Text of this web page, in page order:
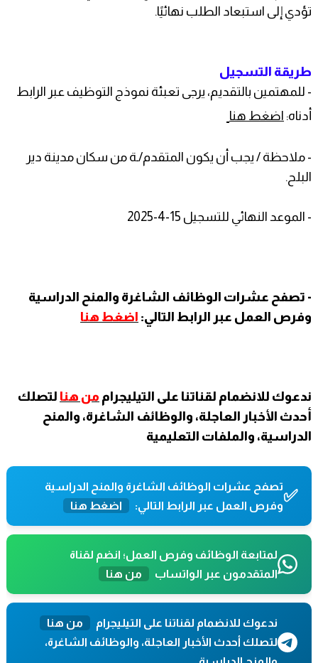
تؤدي إلى استبعاد الطلب نهائيًا.
طريقة التسجيل
- للمهتمين بالتقديم، يرجى تعبئة نموذج التوظيف عبر الرابط
أدناه: اضغط هنا
- ملاحظة / يجب أن يكون المتقدم/ـة من سكان مدينة دير
البلح.
- الموعد النهائي للتسجيل 15-4-2025
- تصفح عشرات الوظائف الشاغرة والمنح الدراسية
وفرص العمل عبر الرابط التالي: اضغط هنا
ندعوك للانضمام لقناتنا على التيليجرام من هنا لتصلك
أحدث الأخبار العاجلة، والوظائف الشاغرة، والمنح
الدراسية، والملفات التعليمية
✅تصفح عشرات الوظائف الشاغرة والمنح الدراسية
وفرص العمل عبر الرابط التالي:
اضغط هنا
لمتابعة الوظائف وفرص العمل؛ انضم لقناة
المتقدمون عبر الواتساب
من هنا
ندعوك للانضمام لقناتنا على التيليجرام
من هنا
لتصلك أحدث الأخبار العاجلة، والوظائف الشاغرة،